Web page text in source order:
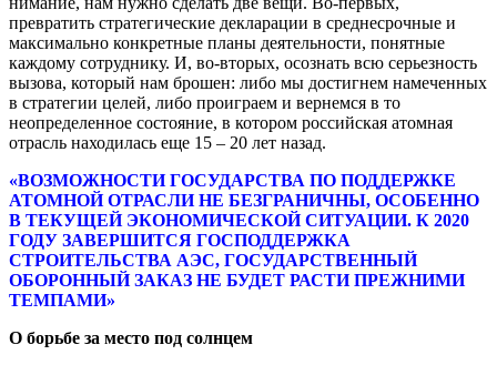
превратить стратегические декларации в среднесрочные и
макси­мально конкретные планы деятельности, понятные
каждому сотруднику. И, во‑вто­рых, осознать всю серьезность
вызова, который нам брошен: либо мы достигнем намеченных
в стратегии целей, либо про­играем и вернемся в то
неопределенное состояние, в котором российская атомная
отрасль находилась еще 15 – 20 лет назад.
«ВОЗМОЖНОСТИ ГОСУДАРСТВА ПО ПОДДЕРЖКЕ
АТОМНОЙ ОТ­РАСЛИ НЕ БЕЗГРАНИЧНЫ, ОСО­БЕННО
В ТЕКУЩЕЙ ЭКОНОМИЧЕ­СКОЙ СИТУАЦИИ. К 2020
ГОДУ ЗАВЕРШИТСЯ ГОСПОДДЕРЖКА
СТРОИТЕЛЬСТВА АЭС, ГОСУДАР­СТВЕННЫЙ
ОБОРОННЫЙ ЗАКАЗ НЕ БУДЕТ РАСТИ ПРЕЖНИМИ
ТЕМПАМИ»
О борьбе за место под солнцем